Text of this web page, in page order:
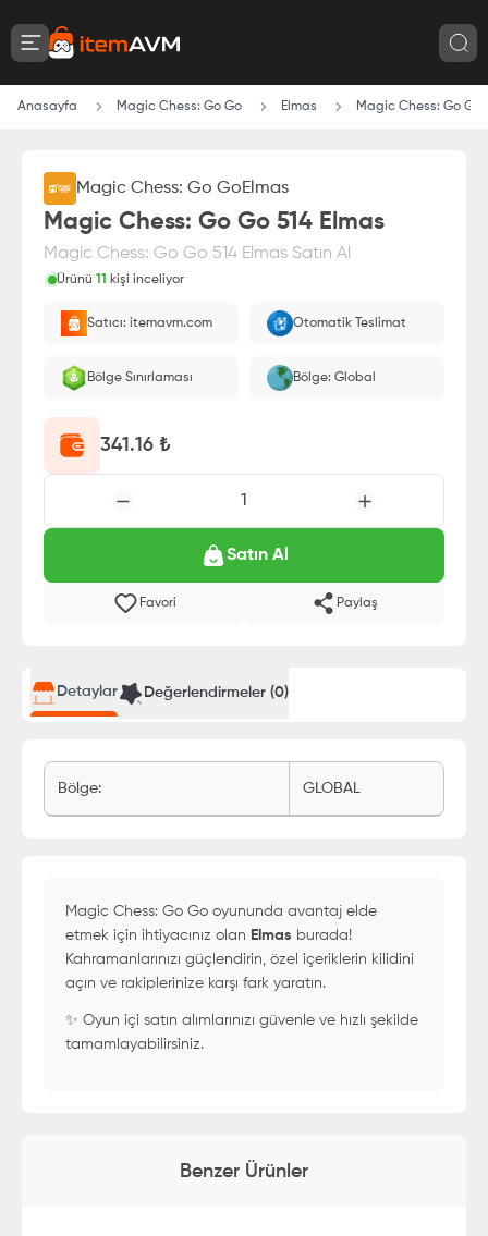
Anasayfa Magic Chess: Go Go Elmas Magic Chess: Go Go
Magic Chess: Go GoElmas
Magic Chess: Go Go 514 Elmas
Magic Chess: Go Go 514 Elmas Satın Al
Ürünü 11
kişi inceliyor
Oyuncu ID'nize yüklenir.
Satıcı: itemavm.com Otomatik Teslimat
Bölge Sınırlaması Bölge: Global
341.16 ₺
1
Satın Al
Favori Paylaş
Detaylar Değerlendirmeler (0)
Bölge: GLOBAL
Magic Chess: Go Go oyununda avantaj elde
etmek için ihtiyacınız olan Elmas burada!
Kahramanlarınızı güçlendirin, özel içeriklerin kilidini
açın ve rakiplerinize karşı fark yaratın.
✨ Oyun içi satın alımlarınızı güvenle ve hızlı şekilde
tamamlayabilirsiniz.
Benzer Ürünler